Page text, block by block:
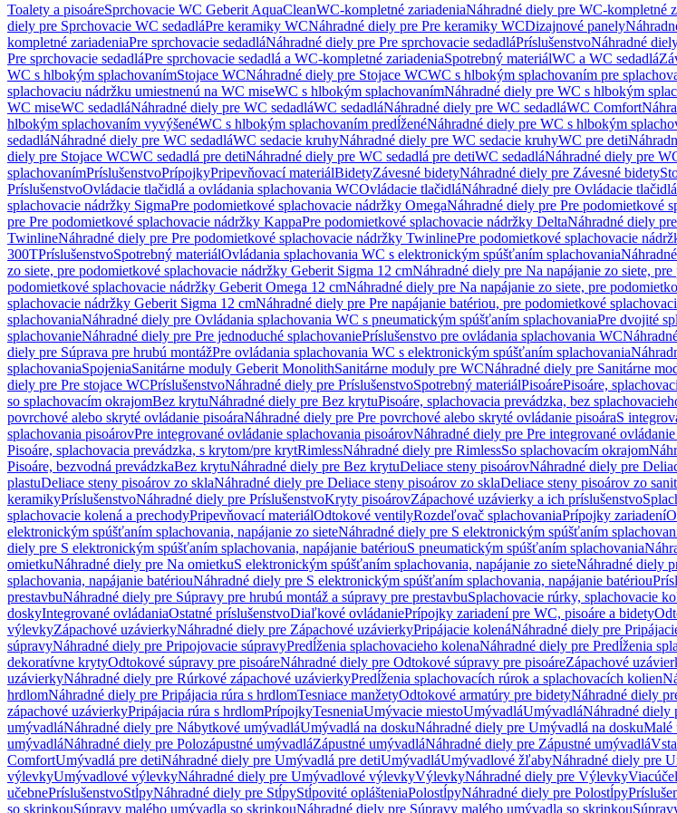
Toalety a pisoáreSprchovacie WC Geberit AquaCleanWC-kompletné zariadeniaNáhradné diely pre WC-kompletné
diely pre Sprchovacie WC sedadláPre keramiky WCNáhradné diely pre Pre keramiky WCDizajnové panely
kompletné zariadeniaPre sprchovacie sedadláNáhradné diely pre Pre sprchovacie sedadláPríslušenstvoNáhradné
Pre sprchovacie sedadláPre sprchovacie sedadlá a WC-kompletné zariadeniaSpotrebný materiálWC a WC sedadlá
WC s hlbokým splachovanímStojace WCNáhradné diely pre Stojace WCWC s hlbokým splachovaním pre
splachovaciu nádržku umiestnenú na WC miseWC s hlbokým splachovanímNáhradné diely pre WC s hlbokým
WC miseWC sedadláNáhradné diely pre WC sedadláWC sedadláNáhradné diely pre WC sedadláWC Comfort
hlbokým splachovaním vyvýšenéWC s hlbokým splachovaním predĺženéNáhradné diely pre WC s hlbokým
sedadláNáhradné diely pre WC sedadláWC sedacie kruhyNáhradné diely pre WC sedacie kruhyWC pre deti
diely pre Stojace WCWC sedadlá pre detiNáhradné diely pre WC sedadlá pre detiWC sedadláNáhradné diely pre
splachovanímPríslušenstvoPrípojkyPripevňovací materiálBidetyZávesné bidetyNáhradné diely pre Závesné bidety
PríslušenstvoOvládacie tlačidlá a ovládania splachovania WCOvládacie tlačidláNáhradné diely pre Ovládacie tlačidlá
splachovacie nádržky SigmaPre podomietkové splachovacie nádržky OmegaNáhradné diely pre Pre podomietkové
pre Pre podomietkové splachovacie nádržky KappaPre podomietkové splachovacie nádržky DeltaNáhradné diely
TwinlineNáhradné diely pre Pre podomietkové splachovacie nádržky TwinlinePre podomietkové splachovacie
300TPríslušenstvoSpotrebný materiálOvládania splachovania WC s elektronickým spúšťaním splachovania
zo siete, pre podomietkové splachovacie nádržky Geberit Sigma 12 cmNáhradné diely pre Na napájanie zo siete,
podomietkové splachovacie nádržky Geberit Omega 12 cmNáhradné diely pre Na napájanie zo siete, pre
splachovacie nádržky Geberit Sigma 12 cmNáhradné diely pre Pre napájanie batériou, pre podomietkové
splachovaniaNáhradné diely pre Ovládania splachovania WC s pneumatickým spúšťaním splachovaniaPre dvojité
splachovanieNáhradné diely pre Pre jednoduché splachovaniePríslušenstvo pre ovládania splachovania WC
diely pre Súprava pre hrubú montážPre ovládania splachovania WC s elektronickým spúšťaním splachovania
splachovaniaSpojeniaSanitárne moduly Geberit MonolithSanitárne moduly pre WCNáhradné diely pre Sanitárne
diely pre Pre stojace WCPríslušenstvoNáhradné diely pre PríslušenstvoSpotrebný materiálPisoárePisoáre,
so splachovacím okrajomBez krytuNáhradné diely pre Bez krytuPisoáre, splachovacia prevádzka, bez
povrchové alebo skryté ovládanie pisoáraNáhradné diely pre Pre povrchové alebo skryté ovládanie pisoáraS
splachovania pisoárovPre integrované ovládanie splachovania pisoárovNáhradné diely pre Pre integrované
Pisoáre, splachovacia prevádzka, s krytom/pre krytRimlessNáhradné diely pre RimlessSo splachovacím okrajom
Pisoáre, bezvodná prevádzkaBez krytuNáhradné diely pre Bez krytuDeliace steny pisoárovNáhradné diely pre
plastuDeliace steny pisoárov zo sklaNáhradné diely pre Deliace steny pisoárov zo sklaDeliace steny pisoárov zo
keramikyPríslušenstvoNáhradné diely pre PríslušenstvoKryty pisoárovZápachové uzávierky a ich príslušenstvo
splachovacie kolená a prechodyPripevňovací materiálOdtokové ventilyRozdeľovač splachovaniaPrípojky zariadení
elektronickým spúšťaním splachovania, napájanie zo sieteNáhradné diely pre S elektronickým spúšťaním
diely pre S elektronickým spúšťaním splachovania, napájanie batériouS pneumatickým spúšťaním splachovania
omietkuNáhradné diely pre Na omietkuS elektronickým spúšťaním splachovania, napájanie zo sieteNáhradné diely
splachovania, napájanie batériouNáhradné diely pre S elektronickým spúšťaním splachovania, napájanie batériou
prestavbuNáhradné diely pre Súpravy pre hrubú montáž a súpravy pre prestavbuSplachovacie rúrky, splachovacie
doskyIntegrované ovládaniaOstatné príslušenstvoDiaľkové ovládaniePrípojky zariadení pre WC, pisoáre a bidety
výlevkyZápachové uzávierkyNáhradné diely pre Zápachové uzávierkyPripájacie kolenáNáhradné diely pre
súpravyNáhradné diely pre Pripojovacie súpravyPredĺženia splachovacieho kolenaNáhradné diely pre Predĺženia
dekoratívne krytyOdtokové súpravy pre pisoáreNáhradné diely pre Odtokové súpravy pre pisoáreZápachové
uzávierkyNáhradné diely pre Rúrkové zápachové uzávierkyPredĺženia splachovacích rúrok a splachovacích kolien
hrdlomNáhradné diely pre Pripájacia rúra s hrdlomTesniace manžetyOdtokové armatúry pre bidetyNáhradné diely
zápachové uzávierkyPripájacia rúra s hrdlomPrípojkyTesneniaUmývacie miestoUmývadláUmývadláNáhradné diely
umývadláNáhradné diely pre Nábytkové umývadláUmývadlá na doskuNáhradné diely pre Umývadlá na doskuMalé
umývadláNáhradné diely pre Polozápustné umývadláZápustné umývadláNáhradné diely pre Zápustné umývadlá
ComfortUmývadlá pre detiNáhradné diely pre Umývadlá pre detiUmývadláUmývadlové žľabyNáhradné diely pre
výlevkyUmývadlové výlevkyNáhradné diely pre Umývadlové výlevkyVýlevkyNáhradné diely pre Výlevky
učebnePríslušenstvoStĺpyNáhradné diely pre StĺpyStĺpovité oplášteniaPolostĺpyNáhradné diely pre Polostĺpy
so skrinkouSúpravy malého umývadla so skrinkouNáhradné diely pre Súpravy malého umývadla so skrinkou